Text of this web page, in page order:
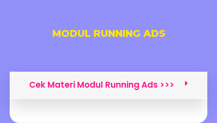
MODUL RUNNING ADS
Cek Materi Modul Running Ads >>>